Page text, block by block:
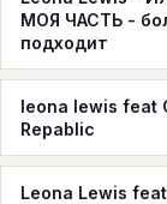
МОЯ ЧАСТЬ -
подходит
leona lewis feat
Repablic
Leona Lewis